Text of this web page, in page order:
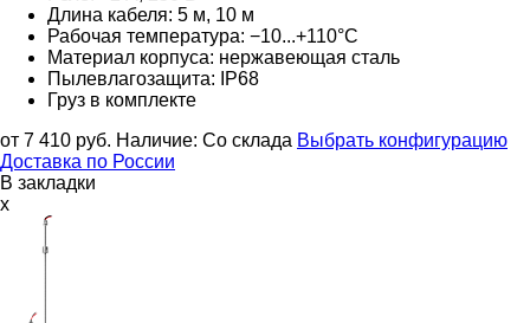
Длина кабеля: 5 м, 10 м
Рабочая температура: −10...+110°С
Материал корпуса: нержавеющая сталь
Пылевлагозащита: IP68
Груз в комплекте
от 7 410 руб. Наличие: Со склада Выбрать конфигурацию
Доставка по России
В закладки
x